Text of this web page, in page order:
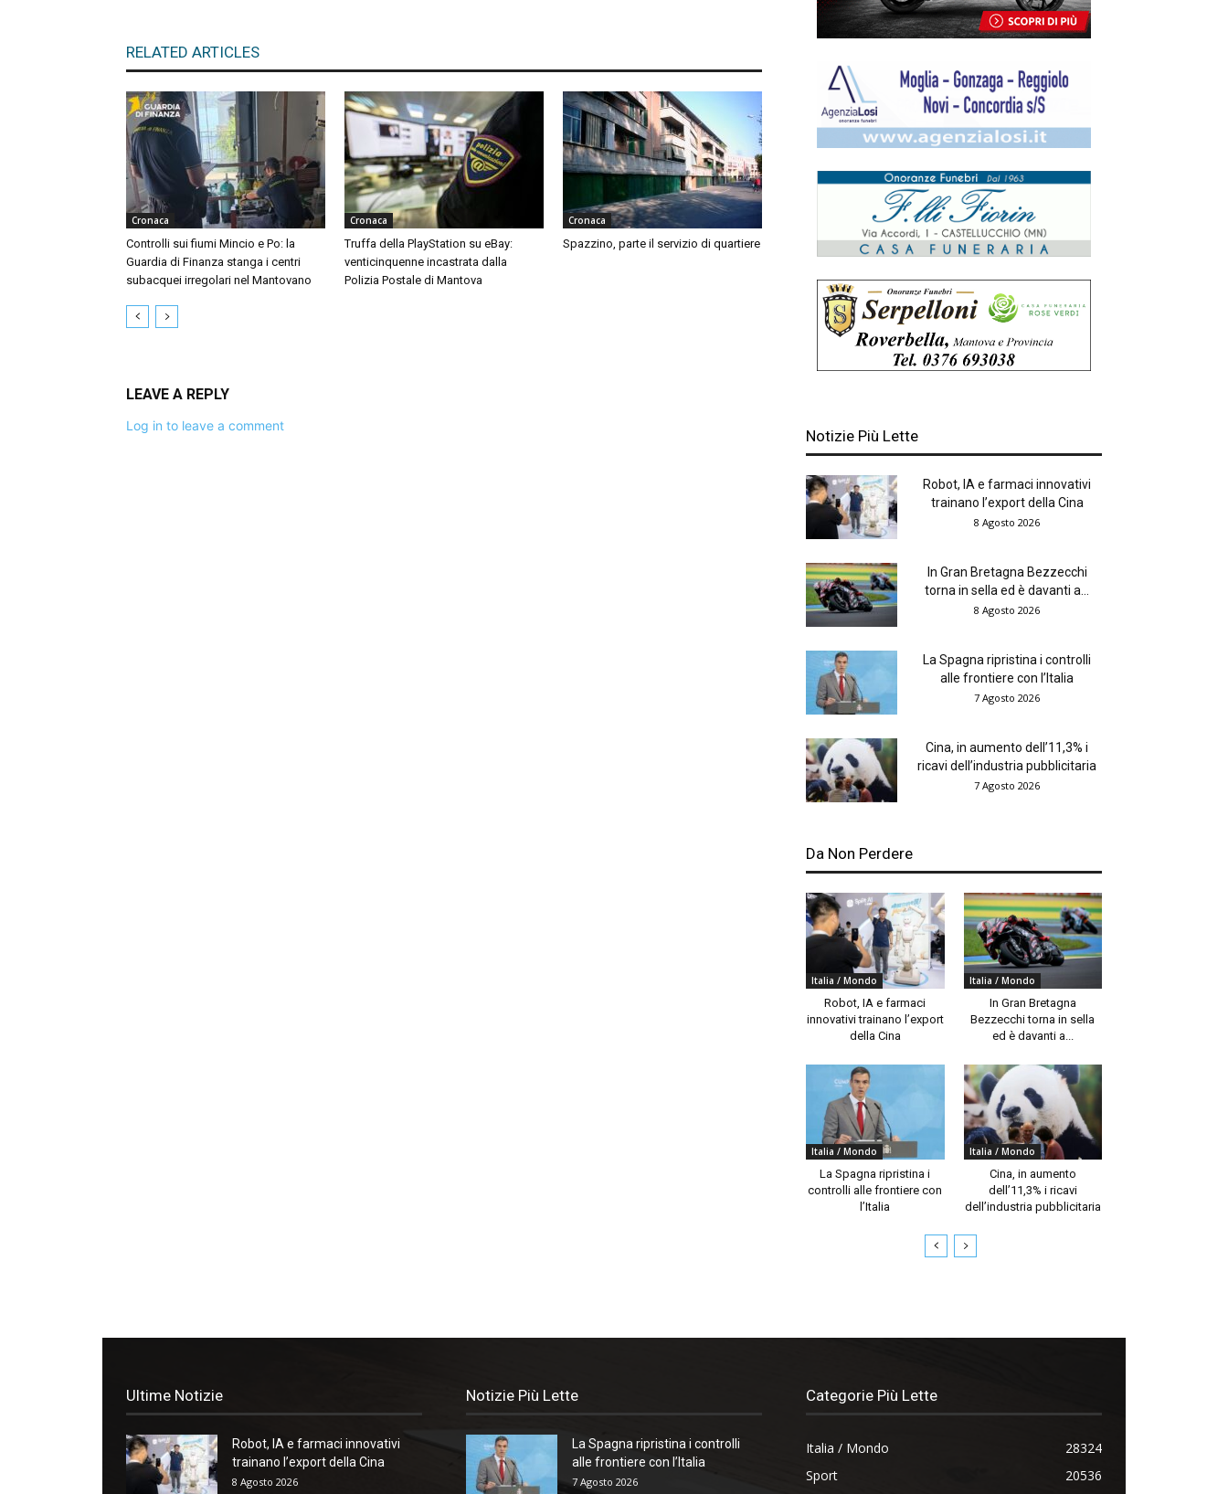
RELATED ARTICLES
Cronaca
Controlli sui fiumi Mincio e Po: la
Guardia di Finanza stanga i centri
subacquei irregolari nel Mantovano
Cronaca
Truffa della PlayStation su eBay:
venticinquenne incastrata dalla
Polizia Postale di Mantova
Cronaca
Spazzino, parte il servizio di quartiere
LEAVE A REPLY
Log in to leave a comment
Notizie Più Lette
Robot, IA e farmaci innovativi
trainano l’export della Cina
8 Agosto 2026
In Gran Bretagna Bezzecchi
torna in sella ed è davanti a...
8 Agosto 2026
La Spagna ripristina i controlli
alle frontiere con l’Italia
7 Agosto 2026
Cina, in aumento dell’11,3% i
ricavi dell’industria pubblicitaria
7 Agosto 2026
Da Non Perdere
Italia / Mondo
Robot, IA e farmaci
innovativi trainano l’export
della Cina
Italia / Mondo
In Gran Bretagna
Bezzecchi torna in sella
ed è davanti a...
Italia / Mondo
La Spagna ripristina i
controlli alle frontiere con
l’Italia
Italia / Mondo
Cina, in aumento
dell’11,3% i ricavi
dell’industria pubblicitaria
Ultime Notizie
Robot, IA e farmaci innovativi
trainano l’export della Cina
8 Agosto 2026
Notizie Più Lette
La Spagna ripristina i controlli
alle frontiere con l’Italia
7 Agosto 2026
Categorie Più Lette
Italia / Mondo
28324
Sport
20536